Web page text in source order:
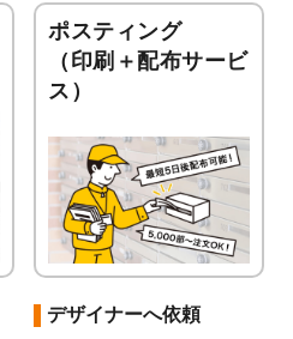
ポスティング
（印刷＋配布サービ
ス）
デザイナーへ依頼